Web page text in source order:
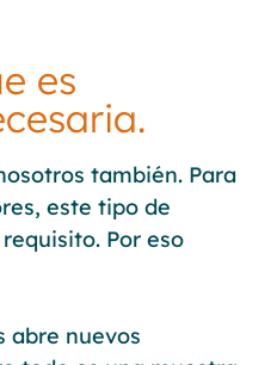
es
también. Para
este tipo de
Por eso
abre nuevos